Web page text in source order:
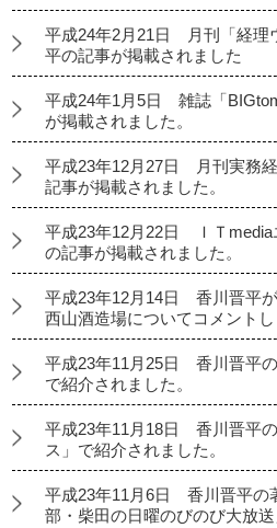
平成24年2月21日 月刊「経理
平の記事が掲載されました
平成24年1月5日 雑誌「
が掲載されました。
平成23年12月27日 月刊実務
記事が掲載されました。
平成23年12月22日 ＩＴmedia
の記事が掲載されました。
平成23年12月14日 香川晋平
西山酒造場についてコメントし
平成23年11月25日 香川晋平
で紹介されました。
平成23年11月18日 香川晋平
ス」で紹介されました。
平成23年11月6日 香川晋平の
部・柴田の日曜のびのび大放送